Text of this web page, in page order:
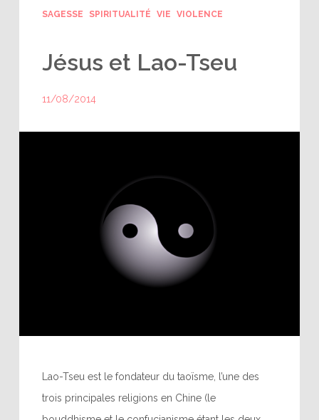
SAGESSE
SPIRITUALITÉ VIE VIOLENCE
Jésus et Lao-Tseu
11/08/2014
Lao-Tseu est le fondateur du taoïsme, l’une des
trois principales religions en Chine (le